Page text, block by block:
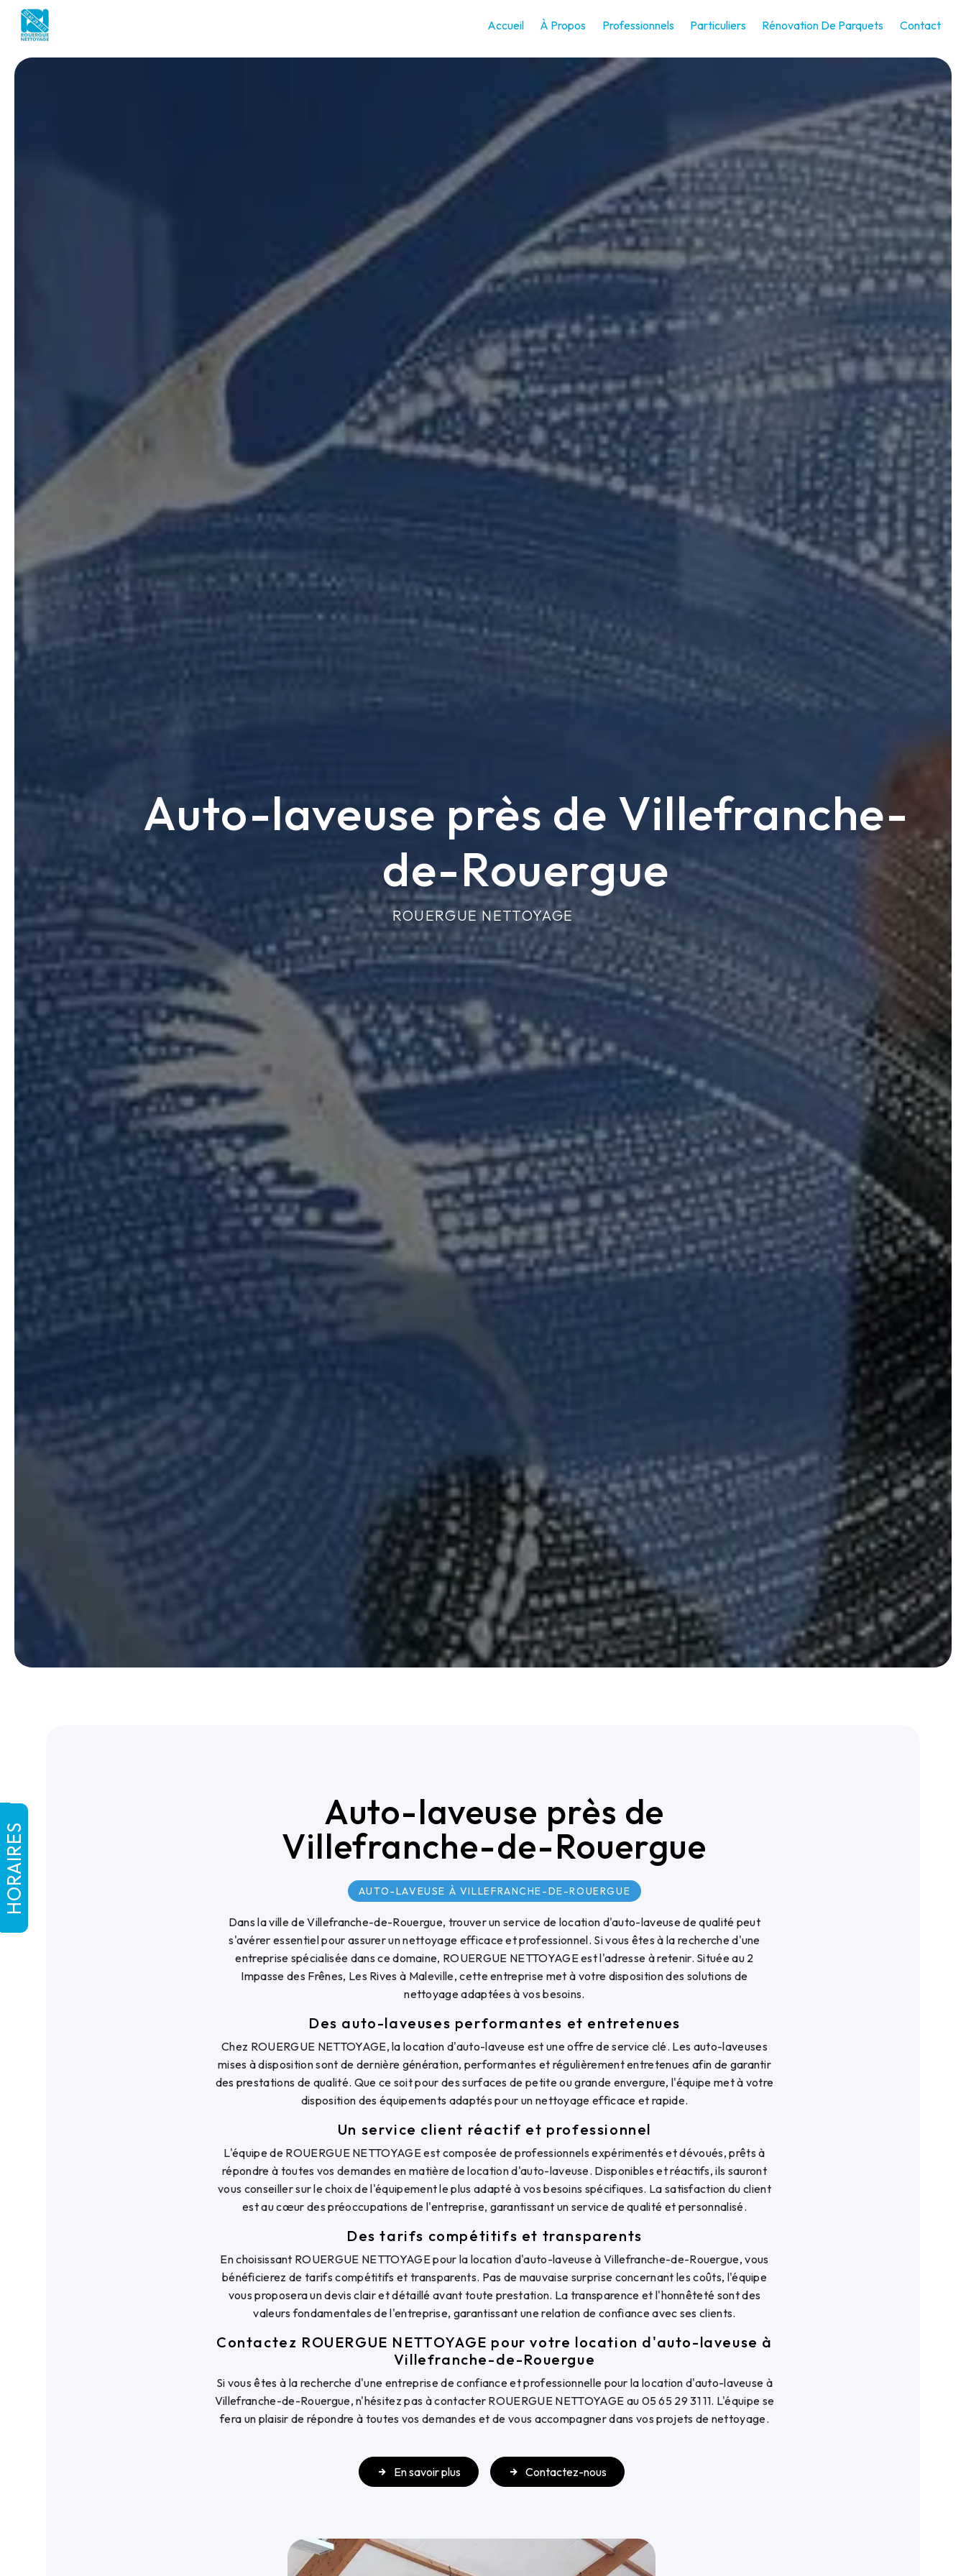
Accueil À Propos Professionnels Particuliers Rénovation De Parquets Contact
Auto-laveuse près de Villefranche-
de-Rouergue
ROUERGUE NETTOYAGE
Auto-laveuse près de
Villefranche-de-Rouergue
AUTO-LAVEUSE À VILLEFRANCHE-DE-ROUERGUE
Dans la ville de Villefranche-de-Rouergue, trouver un service de location d'auto-laveuse de qualité peut
s'avérer essentiel pour assurer un nettoyage efficace et professionnel. Si vous êtes à la recherche d'une
entreprise spécialisée dans ce domaine, ROUERGUE NETTOYAGE est l'adresse à retenir. Située au 2
Impasse des Frênes, Les Rives à Maleville, cette entreprise met à votre disposition des solutions de
nettoyage adaptées à vos besoins.
Des auto-laveuses performantes et entretenues
Chez ROUERGUE NETTOYAGE, la location d'auto-laveuse est une offre de service clé. Les auto-laveuses
mises à disposition sont de dernière génération, performantes et régulièrement entretenues afin de garantir
des prestations de qualité. Que ce soit pour des surfaces de petite ou grande envergure, l'équipe met à votre
disposition des équipements adaptés pour un nettoyage efficace et rapide.
Un service client réactif et professionnel
L'équipe de ROUERGUE NETTOYAGE est composée de professionnels expérimentés et dévoués, prêts à
répondre à toutes vos demandes en matière de location d'auto-laveuse. Disponibles et réactifs, ils sauront
vous conseiller sur le choix de l'équipement le plus adapté à vos besoins spécifiques. La satisfaction du client
est au cœur des préoccupations de l'entreprise, garantissant un service de qualité et personnalisé.
Des tarifs compétitifs et transparents
En choisissant ROUERGUE NETTOYAGE pour la location d'auto-laveuse à Villefranche-de-Rouergue, vous
bénéficierez de tarifs compétitifs et transparents. Pas de mauvaise surprise concernant les coûts, l'équipe
vous proposera un devis clair et détaillé avant toute prestation. La transparence et l'honnêteté sont des
valeurs fondamentales de l'entreprise, garantissant une relation de confiance avec ses clients.
Contactez ROUERGUE NETTOYAGE pour votre location d'auto-laveuse à
Villefranche-de-Rouergue
Si vous êtes à la recherche d'une entreprise de confiance et professionnelle pour la location d'auto-laveuse à
Villefranche-de-Rouergue, n'hésitez pas à contacter ROUERGUE NETTOYAGE au 05 65 29 31 11. L'équipe se
fera un plaisir de répondre à toutes vos demandes et de vous accompagner dans vos projets de nettoyage.
En savoir plus Contactez-nous
HORAIRES
Panneau de gestion des cookies